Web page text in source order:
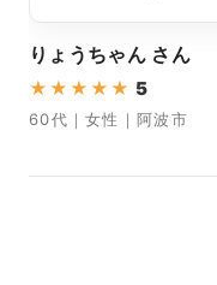
りょうちゃん さん
★ ★ ★ ★ ★ 5
60代｜女性｜阿波市